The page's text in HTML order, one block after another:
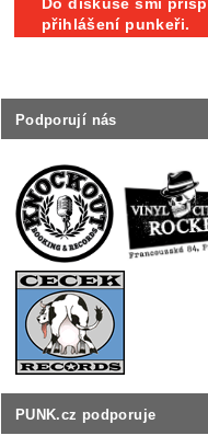
Podporují nás
PUNK.cz podporuje
Do diskuse smí
přihlášení punkeři.